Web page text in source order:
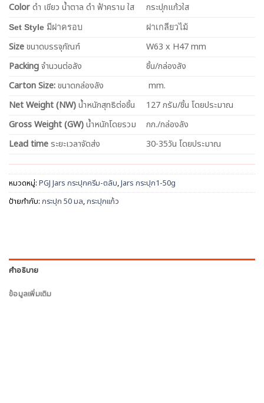
Colorดำ เขียว น้ำตาล ดำ ฟ้าคราม ใส กระปุกแก้วใส
Set Style มีฝาครอบ ฝาเกลียวไม้
Sizeขนาดบรรจุภัณฑ์
W63 x H47 mm
Packingจำนวนต่อลัง
ชิ้น/กล่องลัง
Carton Size:ขนาดกล่องลัง
mm.
NetWeight (NW)น้ำหนักสุทธิต่อชิ้น
127 กรัม/ชิ้น โดยประมาณ
Gross Weight (GW)น้ำหนักโดยรวม
กก./กล่องลัง
Lead time ระยะเวลาจัดส่ง 30-35วัน โดยประมาณ
หมวดหมู่: PGJ Jars กระปุกครีม-ตลับ,Jars กระปุก1-50g
ป้ายกำกับ: กระปุก 50 มล,กระปุกแก้ว
คำอธิบาย
ข้อมูลเพิ่มเติม